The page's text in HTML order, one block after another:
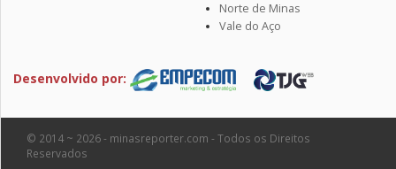
Norte de Minas
Vale do Aço
Desenvolvido por:
© 2014 ~ 2026 - minasreporter.com - Todos os Direitos
Reservados